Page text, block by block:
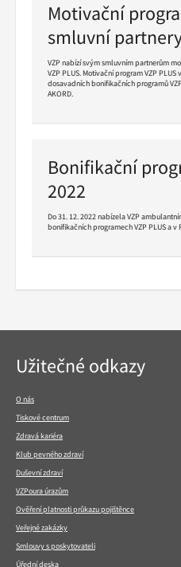
Motivační
smluvní
VZP nabízí svým smluvním partnerům
VZP PLUS. Motivační program VZP
dosavadních bonifikačních programů
AKORD.
Bonifikační
2022
Do 31. 12. 2022 nabízela VZP
bonifikačních programech VZP PLUS a
Navigace
v
Užitečné odkazy
O nás
Tiskové centrum
Zdravá kariéra
Klub pevného zdraví
Duševní zdraví
VZPoura úrazům
Ověření platnosti průkazu pojištěnce
Veřejné zakázky
Smlouvy s poskytovateli
Úřední deska